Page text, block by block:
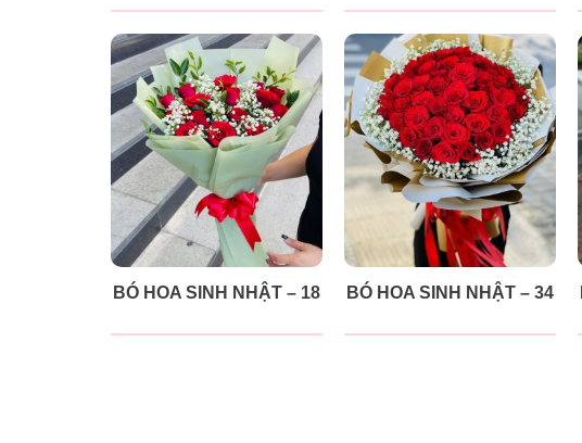
BÓ HOA SINH NHẬT – 18 BÓ HOA SINH NHẬT – 34